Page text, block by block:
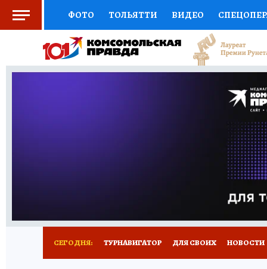
ФОТО ТОЛЬЯТТИ ВИДЕО
СОЦПОДДЕРЖКА НАУКА СПОРТ
ВЫБОР ЭКСПЕРТОВ ДОКТОР
ПРОГНОЗЫ НА СПОРТ
СЕГОДНЯ: ТУРНАВИГАТОР ДЛЯ СВОИХ НОВОСТИ